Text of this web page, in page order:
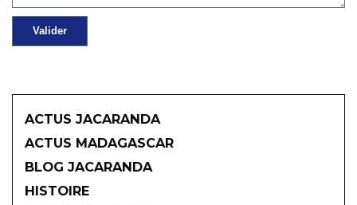
ACTUS JACARANDA
ACTUS MADAGASCAR
BLOG JACARANDA
HISTOIRE